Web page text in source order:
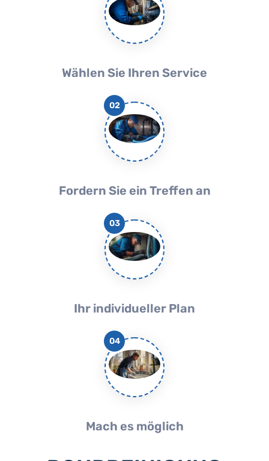
Wählen Sie Ihren Service
02
Fordern Sie ein Treffen an
03
Ihr individueller Plan
04
Mach es möglich